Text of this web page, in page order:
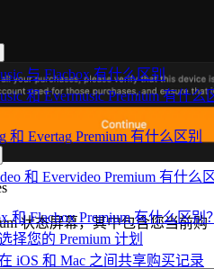
与 Flacbox 有什么区别
和 Evermusic Premium 有什么
和 Evertag Premium 有什么区别
和 Evervideo Premium 有什么
和 Flacbox Premium 有什么区别
择您的 Premium 计划
iOS 和 Mac 之间共享购买记录
状态屏幕，其中包含您当前购